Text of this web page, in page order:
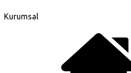
Kurumsal